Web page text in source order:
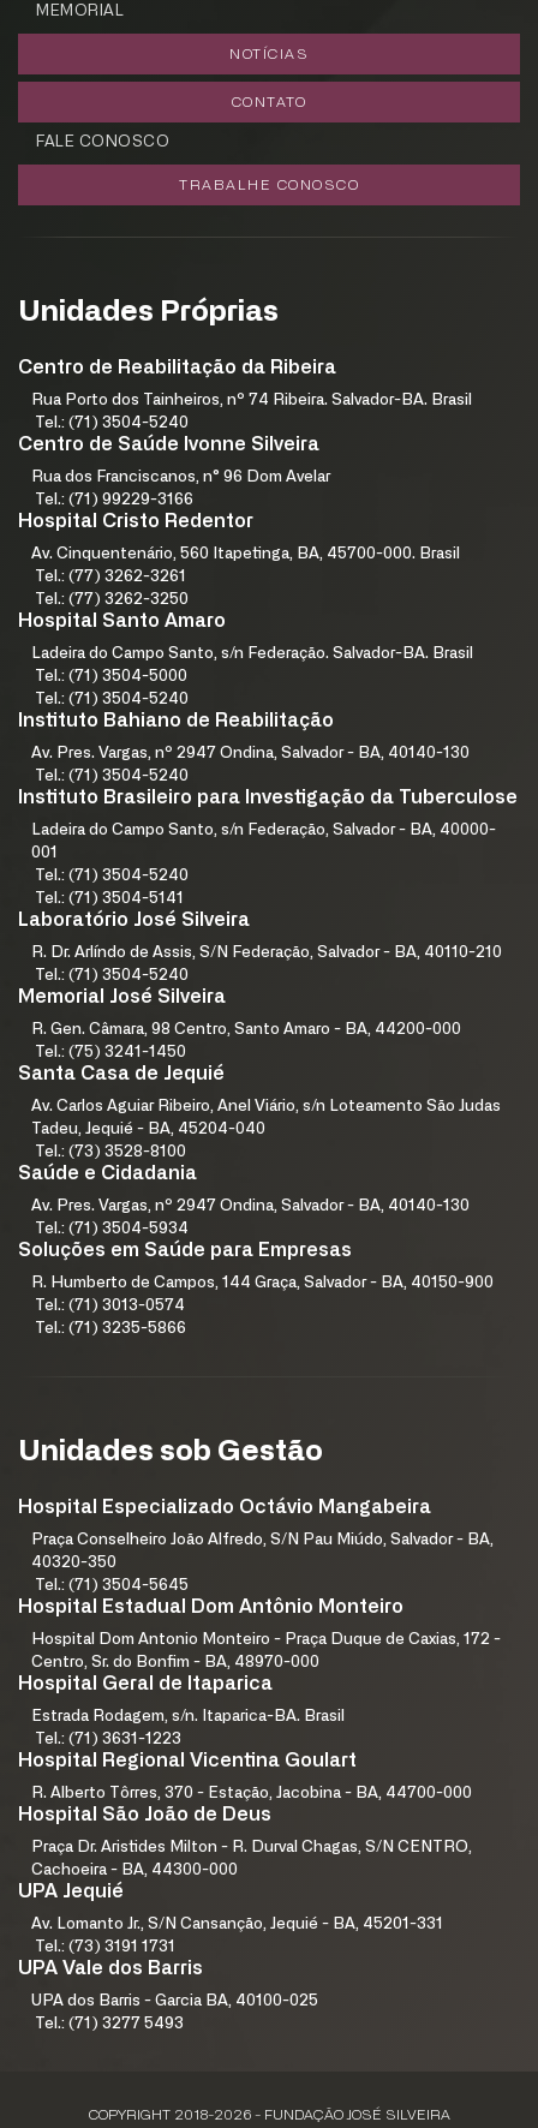
MEMORIAL
NOTÍCIAS
CONTATO
FALE CONOSCO
TRABALHE CONOSCO
Unidades Próprias
Centro de Reabilitação da Ribeira
Rua Porto dos Tainheiros, nº 74 Ribeira. Salvador-BA. Brasil
Tel.: (71) 3504-5240
Centro de Saúde Ivonne Silveira
Rua dos Franciscanos, n° 96 Dom Avelar
Tel.: (71) 99229-3166
Hospital Cristo Redentor
Av. Cinquentenário, 560 Itapetinga, BA, 45700-000. Brasil
Tel.: (77) 3262-3261
Tel.: (77) 3262-3250
Hospital Santo Amaro
Ladeira do Campo Santo, s/n Federação. Salvador-BA. Brasil
Tel.: (71) 3504-5000
Tel.: (71) 3504-5240
Instituto Bahiano de Reabilitação
Av. Pres. Vargas, nº 2947 Ondina, Salvador - BA, 40140-130
Tel.: (71) 3504-5240
Instituto Brasileiro para Investigação da Tuberculose
Ladeira do Campo Santo, s/n Federação, Salvador - BA, 40000-
001
Tel.: (71) 3504-5240
Tel.: (71) 3504-5141
Laboratório José Silveira
R. Dr. Arlíndo de Assis, S/N Federação, Salvador - BA, 40110-210
Tel.: (71) 3504-5240
Memorial José Silveira
R. Gen. Câmara, 98 Centro, Santo Amaro - BA, 44200-000
Tel.: (75) 3241-1450
Santa Casa de Jequié
Av. Carlos Aguiar Ribeiro, Anel Viário, s/n Loteamento São Judas
Tadeu, Jequié - BA, 45204-040
Tel.: (73) 3528-8100
Saúde e Cidadania
Av. Pres. Vargas, nº 2947 Ondina, Salvador - BA, 40140-130
Tel.: (71) 3504-5934
Soluções em Saúde para Empresas
R. Humberto de Campos, 144 Graça, Salvador - BA, 40150-900
Tel.: (71) 3013-0574
Tel.: (71) 3235-5866
Unidades sob Gestão
Hospital Especializado Octávio Mangabeira
Praça Conselheiro João Alfredo, S/N Pau Miúdo, Salvador - BA,
40320-350
Tel.: (71) 3504-5645
Hospital Estadual Dom Antônio Monteiro
Hospital Dom Antonio Monteiro - Praça Duque de Caxias, 172 -
Centro, Sr. do Bonfim - BA, 48970-000
Hospital Geral de Itaparica
Estrada Rodagem, s/n. Itaparica-BA. Brasil
Tel.: (71) 3631-1223
Hospital Regional Vicentina Goulart
R. Alberto Tôrres, 370 - Estação, Jacobina - BA, 44700-000
Hospital São João de Deus
Praça Dr. Aristides Milton - R. Durval Chagas, S/N CENTRO,
Cachoeira - BA, 44300-000
UPA Jequié
Av. Lomanto Jr., S/N Cansanção, Jequié - BA, 45201-331
Tel.: (73) 3191 1731
UPA Vale dos Barris
UPA dos Barris - Garcia BA, 40100-025
Tel.: (71) 3277 5493
COPYRIGHT 2018-2026 - FUNDAÇÃO JOSÉ SILVEIRA